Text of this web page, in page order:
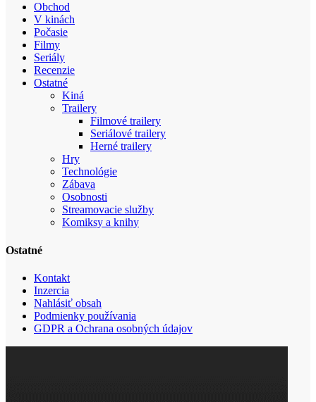
Obchod
V kinách
Počasie
Filmy
Seriály
Recenzie
Ostatné
Kiná
Trailery
Filmové trailery
Seriálové trailery
Herné trailery
Hry
Technológie
Zábava
Osobnosti
Streamovacie služby
Komiksy a knihy
Ostatné
Kontakt
Inzercia
Nahlásiť obsah
Podmienky používania
GDPR a Ochrana osobných údajov